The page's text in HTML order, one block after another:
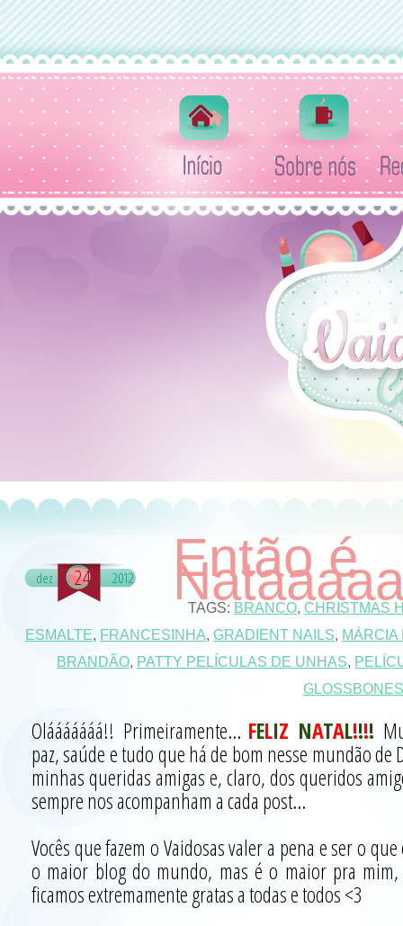
dez 24 2012 Então é
TAGS: BRANCO,CHRISTMAS
ESMALTE, FRANCESINHA,GRADIENT NAILS, MÁRCIA
BRANDÃO, PATTY PELÍCULAS DE UNHAS,
Olááááááá!! Primeiramente... FELIZ NATAL!!!!
paz, saúde e tudo que há de bom nesse mundão de
minhas queridas amigas e, claro, dos queridos
sempre nos acompanham a cada post...
Vocês que fazem o Vaidosas valer a pena e ser o
o maior blog do mundo, mas é o maior pra
ficamos extremamente gratas a todas e todos <3